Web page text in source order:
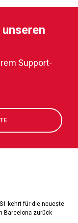
Support-
kehrt für die neueste
Barcelona zurück